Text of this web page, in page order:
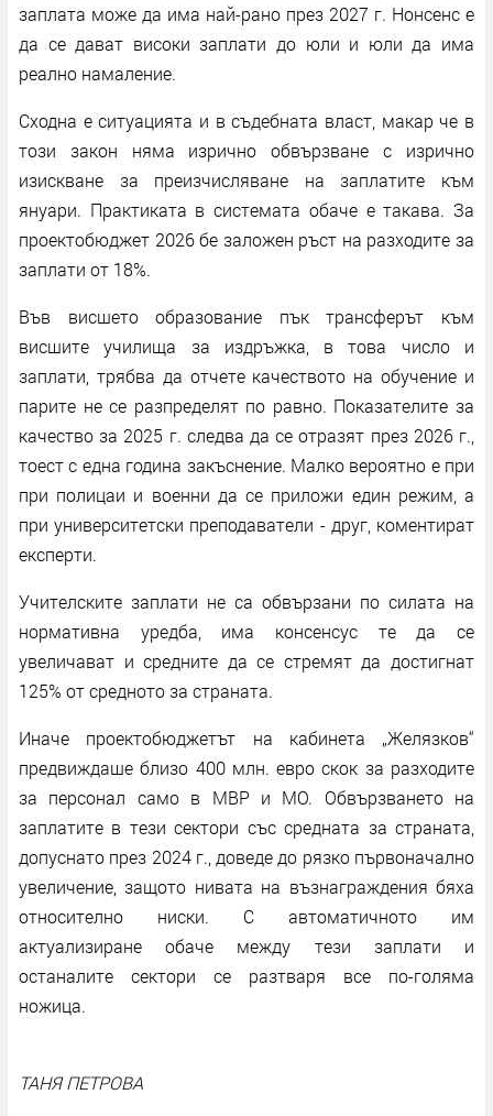
заплата може да има най-рано през 2027 г. Нонсенс е
да се дават високи заплати до юли и юли да има
реално намаление.
Сходна е ситуацията и в съдебната власт, макар че в
този закон няма изрично обвързване с изрично
изискване за преизчисляване на заплатите към
януари. Практиката в системата обаче е такава. За
проектобюджет 2026 бе заложен ръст на разходите за
заплати от 18%.
Във висшето образование пък трансферът към
висшите училища за издръжка, в това число и
заплати, трябва да отчете качеството на обучение и
парите не се разпределят по равно. Показателите за
качество за 2025 г. следва да се отразят през 2026 г.,
тоест с една година закъснение. Малко вероятно е при
при полицаи и военни да се приложи един режим, а
при университетски преподаватели - друг, коментират
експерти.
Учителските заплати не са обвързани по силата на
нормативна уредба, има консенсус те да се
увеличават и средните да се стремят да достигнат
125% от средното за страната.
Иначе проектобюджетът на кабинета „Желязков“
предвиждаше близо 400 млн. евро скок за разходите
за персонал само в МВР и МО. Обвързването на
заплатите в тези сектори със средната за страната,
допуснато през 2024 г., доведе до рязко първоначално
увеличение, защото нивата на възнаграждения бяха
относително ниски. С автоматичното им
актуализиране обаче между тези заплати и
останалите сектори се разтваря все по-голяма
ножица.
ТАНЯ ПЕТРОВА